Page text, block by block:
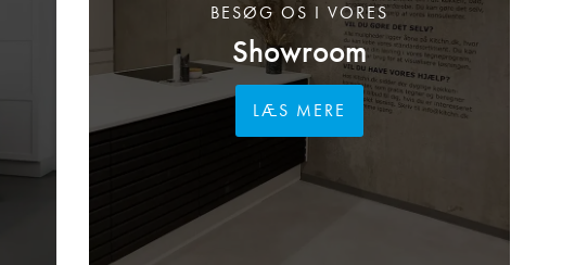
Showroom
BESØG OS I VORES
LÆS MERE